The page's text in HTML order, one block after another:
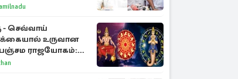
- செவ்வாய்
உருவான
ராஜயோகம்:
பெறும் 3